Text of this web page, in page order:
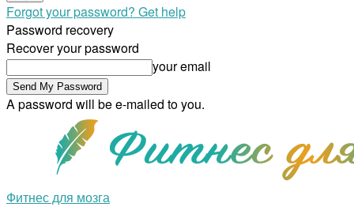
Forgot your password? Get help
Password recovery
Recover your password
your email
A password will be e-mailed to you.
Фитнес для мозга